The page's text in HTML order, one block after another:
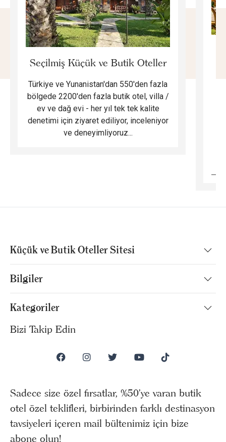
Seçilmiş Küçük ve Butik Oteller
Türkiye ve Yunanistan'dan 550'den fazla
bölgede 2200'den fazla butik otel, villa /
ev ve dağ evi - her yıl tek tek kalite
denetimi için ziyaret ediliyor, inceleniyor
ve deneyimliyoruz...
Küçük ve Butik Oteller Sitesi
Bilgiler
Kategoriler
Bizi Takip Edin
Sadece size özel fırsatlar, %50’ye varan butik
otel özel teklifleri, birbirinden farklı destinasyon
tavsiyeleri içeren mail bültenimiz için bize
abone olun!